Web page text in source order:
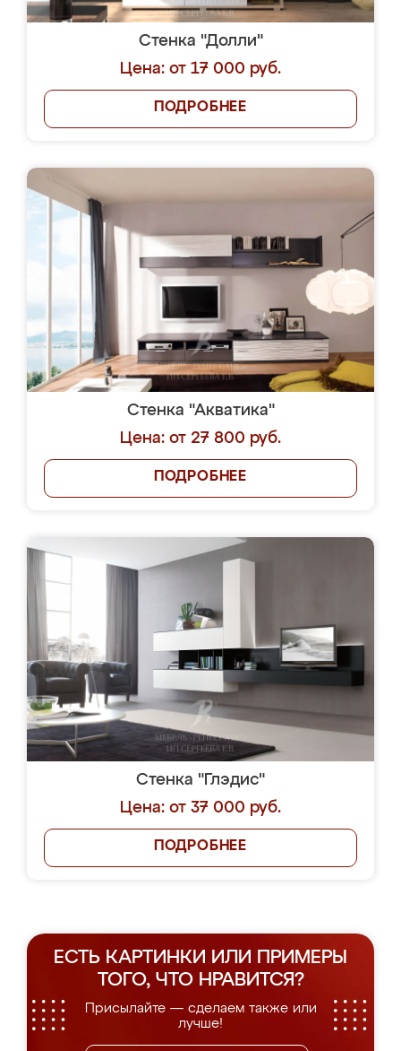
Стенка "Долли"
Цена: от 17 000 руб.
ПОДРОБНЕЕ
Стенка "Акватика"
Цена: от 27 800 руб.
ПОДРОБНЕЕ
Стенка "Глэдис"
Цена: от 37 000 руб.
ПОДРОБНЕЕ
ЕСТЬ КАРТИНКИ ИЛИ ПРИМЕРЫ
ТОГО, ЧТО НРАВИТСЯ?
Присылайте — сделаем также или
лучше!